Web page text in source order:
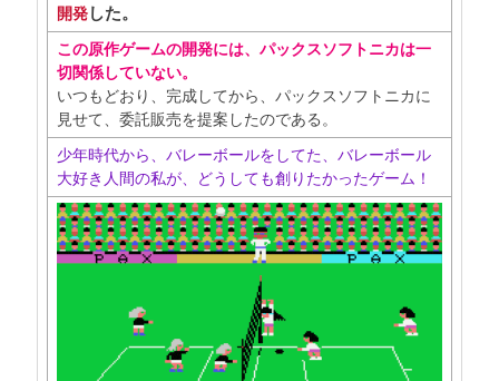
開発した。
この原作ゲームの開発には、パックスソフトニカは一
切関係していない。
いつもどおり、完成してから、パックスソフトニカに
見せて、委託販売を提案したのである。
少年時代から、バレーボールをしてた、バレーボール
大好き人間の私が、どうしても創りたかったゲーム！